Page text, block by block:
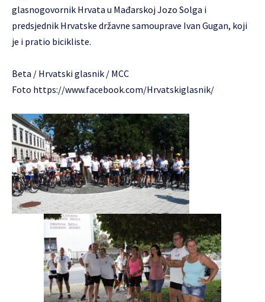
glasnogovornik Hrvata u Mađarskoj Jozo Solga i
predsjednik Hrvatske državne samouprave Ivan Gugan, koji
je i pratio bicikliste.
Beta / Hrvatski glasnik / MCC
Foto https://www.facebook.com/Hrvatskiglasnik/